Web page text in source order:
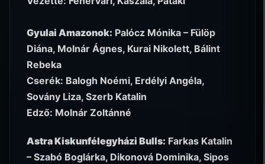
Gyulai Amazonok: Palócz Mónika – Fülöp
Diána, Molnár Ágnes, Kurai Nikolett, Bálint
Rebeka
Cserék: Balogh Noémi, Erdélyi Angéla,
Sovány Liza, Szerb Katalin
Edző: Molnár Zoltánné
Astra Kiskunfélegyházi Bulls: Farkas Katalin
– Szabó Boglárka, Dikonová Dominika, Sipos